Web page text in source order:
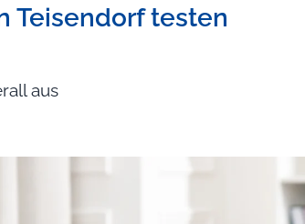
Teisendorf testen
aus